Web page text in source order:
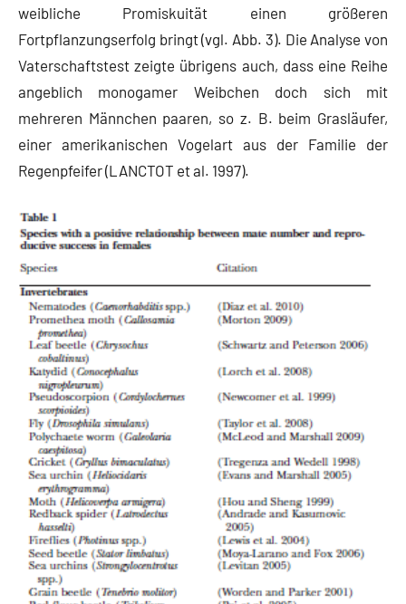
weibliche Promiskuität einen größeren
Fortpflanzungserfolg bringt (vgl. Abb. 3). Die Analyse von
Vaterschaftstest zeigte übrigens auch, dass eine Reihe
angeblich monogamer Weibchen doch sich mit
mehreren Männchen paaren, so z. B. beim Grasläufer,
einer amerikanischen Vogelart aus der Familie der
Regenpfeifer (LANCTOT et al. 1997).